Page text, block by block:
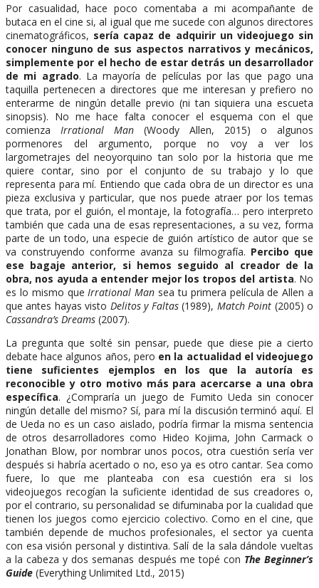
Por casualidad, hace poco comentaba a mi acompañante de
butaca en el cine si, al igual que me sucede con algunos directores
cinematográficos, sería capaz de adquirir un videojuego sin
conocer ninguno de sus aspectos narrativos y mecánicos,
simplemente por el hecho de estar detrás un desarrollador
de mi agrado. La mayoría de películas por las que pago una
taquilla pertenecen a directores que me interesan y prefiero no
enterarme de ningún detalle previo (ni tan siquiera una escueta
sinopsis). No me hace falta conocer el esquema con el que
comienza Irrational Man (Woody Allen, 2015) o algunos
pormenores del argumento, porque no voy a ver los
largometrajes del neoyorquino tan solo por la historia que me
quiere contar, sino por el conjunto de su trabajo y lo que
representa para mí. Entiendo que cada obra de un director es una
pieza exclusiva y particular, que nos puede atraer por los temas
que trata, por el guión, el montaje, la fotografía… pero interpreto
también que cada una de esas representaciones, a su vez, forma
parte de un todo, una especie de guión artístico de autor que se
va construyendo conforme avanza su filmografía. Percibo que
ese bagaje anterior, si hemos seguido al creador de la
obra, nos ayuda a entender mejor los tropos del artista. No
es lo mismo que Irrational Man sea tu primera película de Allen a
que antes hayas visto Delitos y Faltas(1989), Match Point (2005) o
Cassandra’s Dreams (2007).
La pregunta que solté sin pensar, puede que diese pie a cierto
debate hace algunos años, pero en la actualidad el videojuego
tiene suficientes ejemplos en los que la autoría es
reconocible y otro motivo más para acercarse a una obra
específica. ¿Compraría un juego de Fumito Ueda sin conocer
ningún detalle del mismo? Sí, para mí la discusión terminó aquí. El
de Ueda no es un caso aislado, podría firmar la misma sentencia
de otros desarrolladores como Hideo Kojima, John Carmack o
Jonathan Blow, por nombrar unos pocos, otra cuestión sería ver
después si habría acertado o no, eso ya es otro cantar. Sea como
fuere, lo que me planteaba con esa cuestión era si los
videojuegos recogían la suficiente identidad de sus creadores o,
por el contrario, su personalidad se difuminaba por la cualidad que
tienen los juegos como ejercicio colectivo. Como en el cine, que
también depende de muchos profesionales, el sector ya cuenta
con esa visión personal y distintiva. Salí de la sala dándole vueltas
a la cabeza y dos semanas después me topé con The Beginner’s
Guide (Everything Unlimited Ltd., 2015)